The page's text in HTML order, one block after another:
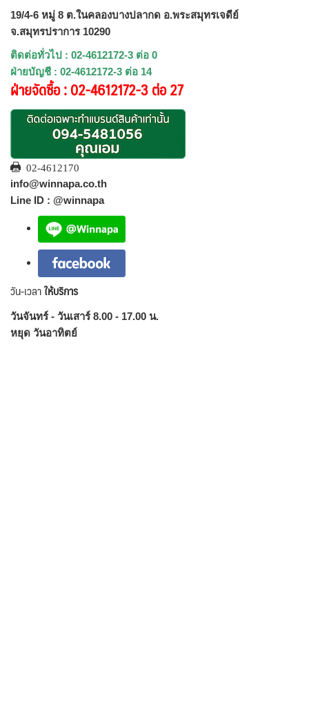
19/4-6 หมู่ 8 ต.ในคลองบางปลากด อ.พระสมุทรเจดีย์
จ.สมุทรปราการ 10290
ติดต่อทั่วไป : 02-4612172-3 ต่อ 0
ฝ่ายบัญชี : 02-4612172-3 ต่อ 14
ฝ่ายจัดซื้อ : 02-4612172-3 ต่อ 27
02-4612170
info@winnapa.co.th
Line ID : @winnapa
วัน-เวลาให้บริการ
วันจันทร์ - วันเสาร์ 8.00 - 17.00 น.
หยุด วันอาทิตย์